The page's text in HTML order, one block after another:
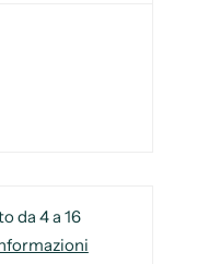
da 4 a 16